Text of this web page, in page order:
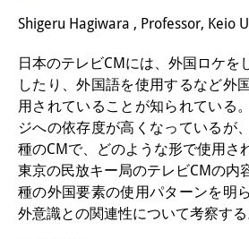
PhD Students
Interns
DIJ Alumni
Research
Research Overview
Research cluster:
Shigeru Hagiwara , Professor, Keio
日本のテレビCMには、外国ロケを
したり、外国語を使用するなど外
用されていることが知られている
ジへの依存度が高くなっているが
種のCMで、どのような形で使用さ
東京の民放キー局のテレビCMの内
種の外国要素の使用パターンを明
外意識との関連性について考察する